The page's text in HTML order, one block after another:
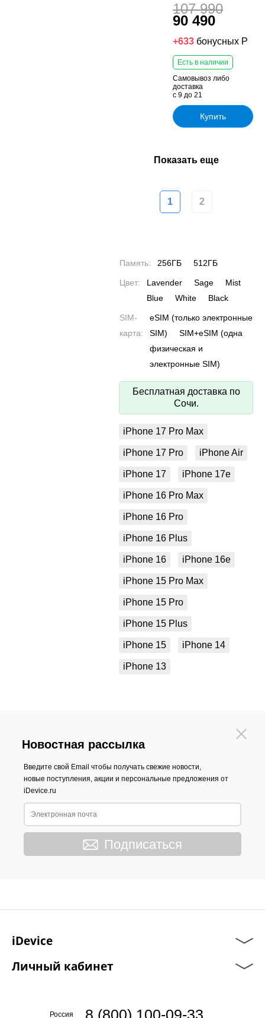
107 990
90 490
+633 бонусных Р
Есть в наличии
Самовывоз либо
доставка
с 9 до 21
Купить
Показать еще
1 2
Память: 256ГБ 512ГБ
Цвет: Lavender Sage
Mist
Blue
White Black
SIM-
карта:
eSIM (только электронные
SIM)
SIM+eSIM (одна
физическая и
электронные SIM)
Бесплатная доставка по
Сочи.
iPhone 17 Pro Max
iPhone 17 Pro iPhone Air
iPhone 17 iPhone 17e
iPhone 16 Pro Max
iPhone 16 Pro
iPhone 16 Plus
iPhone 16 iPhone 16e
iPhone 15 Pro Max
iPhone 15 Pro
iPhone 15 Plus
iPhone 15 iPhone 14
iPhone 13
Новостная рассылка
Введите свой Email чтобы получать свежие новости,
новые поступления, акции и персональные предложения от
iDevice.ru
Подписаться
iDevice
Личный кабинет
Россия 8 (800) 100-09-33